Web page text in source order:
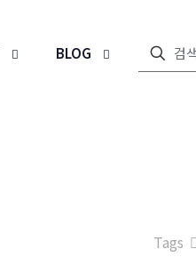
BLOG
Tags